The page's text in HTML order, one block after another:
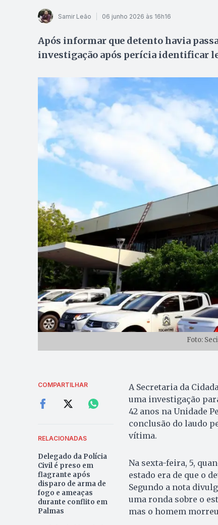
Samir Leão 06 junho 2026 às 16h16
Após informar que detento havia
investigação após perícia identificar
Foto:
COMPARTILHAR
RELACIONADAS
Delegado da Polícia
Civil é preso em
flagrante após
disparo de arma de
fogo e ameaças
durante conflito em
Palmas
A Secretaria da
uma investigação
42 anos na Unidade
conclusão do laudo
vítima.
Na sexta-feira, 5,
estado era de que o
Segundo a nota
uma ronda sobre o
mas o homem